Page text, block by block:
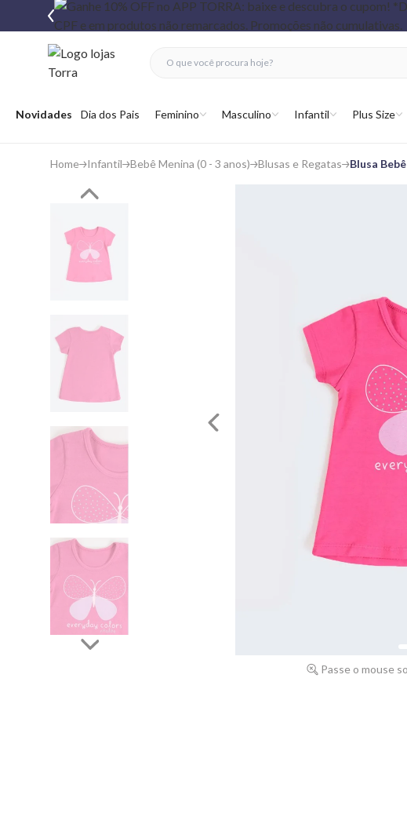
Abrir menu
Novidades Dia dos Pais Feminino Masculino Infantil Plus Size
fechar menu
fechar menu
favoritos
Home Infantil Bebê Menina (0 - 3 anos) Blusas e Regatas Blusa
Passe o mouse